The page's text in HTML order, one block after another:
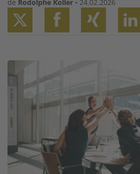
de Rodolphe Koller • 24.02.2026